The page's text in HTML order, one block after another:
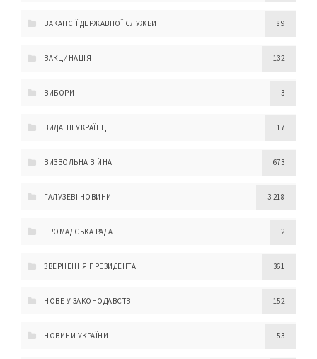
ВАКАНСІЇ ДЕРЖАВНОЇ СЛУЖБИ 89
ВАКЦИНАЦІЯ 132
ВИБОРИ 3
ВИДАТНІ УКРАЇНЦІ 17
ВИЗВОЛЬНА ВІЙНА 673
ГАЛУЗЕВІ НОВИНИ 3 218
ГРОМАДСЬКА РАДА 2
ЗВЕРНЕННЯ ПРЕЗИДЕНТА 361
НОВЕ У ЗАКОНОДАВСТВІ 152
НОВИНИ УКРАЇНИ 53